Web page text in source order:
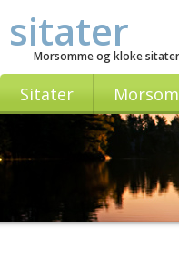
sitater
Morsomme og kloke sitater
Sitater